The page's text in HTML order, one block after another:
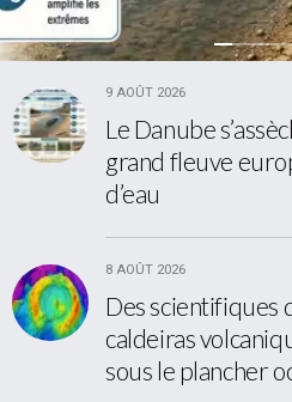
9 AOÛT 2026
Le Danube
grand fleuve
d’eau
8 AOÛT 2026
Des scientifiques
caldeiras
sous le plancher